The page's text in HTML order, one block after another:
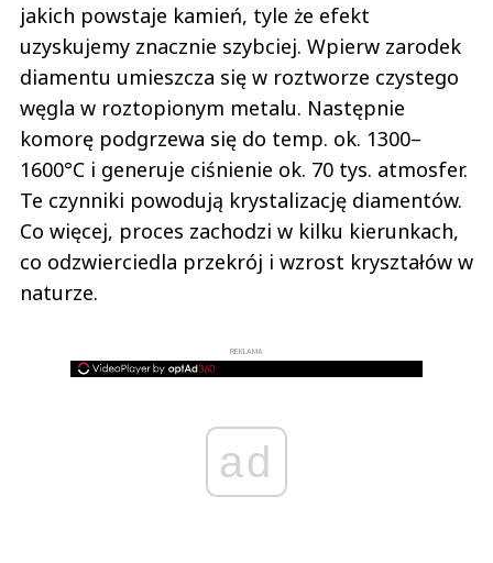
jakich powstaje kamień, tyle że efekt
uzyskujemy znacznie szybciej. Wpierw zarodek
diamentu umieszcza się w roztworze czystego
węgla w roztopionym metalu. Następnie
komorę podgrzewa się do temp. ok. 1300–
1600°C i generuje ciśnienie ok. 70 tys. atmosfer.
Te czynniki powodują krystalizację diamentów.
Co więcej, proces zachodzi w kilku kierunkach,
co odzwierciedla przekrój i wzrost kryształów w
naturze.
REKLAMA
ad